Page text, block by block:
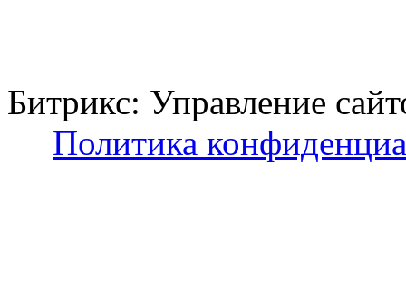
Битрикс: Управление
Политика